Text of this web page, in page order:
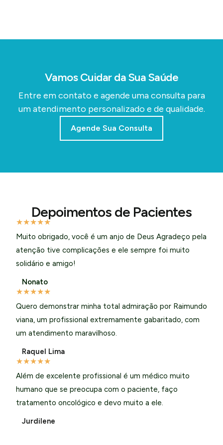
Vamos Cuidar da Sua Saúde
Entre em contato e agende uma consulta para
um atendimento personalizado e de qualidade.
Agende Sua Consulta
Depoimentos de Pacientes
★★★★★
Muito obrigado, você é um anjo de Deus Agradeço pela
atenção tive complicações e ele sempre foi muito
solidário e amigo!
Nonato
★★★★★
Quero demonstrar minha total admiração por Raimundo
viana, um profissional extremamente gabaritado, com
um atendimento maravilhoso.
Raquel Lima
★★★★★
Além de excelente profissional é um médico muito
humano que se preocupa com o paciente, faço
tratamento oncológico e devo muito a ele.
Jurdilene